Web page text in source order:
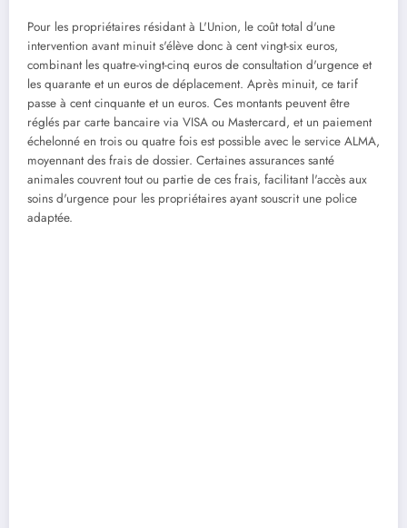
Pour les propriétaires résidant à L'Union, le coût total d'une
intervention avant minuit s'élève donc à cent vingt-six euros,
combinant les quatre-vingt-cinq euros de consultation d'urgence et
les quarante et un euros de déplacement. Après minuit, ce tarif
passe à cent cinquante et un euros. Ces montants peuvent être
réglés par carte bancaire via VISA ou Mastercard, et un paiement
échelonné en trois ou quatre fois est possible avec le service ALMA,
moyennant des frais de dossier. Certaines assurances santé
animales couvrent tout ou partie de ces frais, facilitant l'accès aux
soins d'urgence pour les propriétaires ayant souscrit une police
adaptée.